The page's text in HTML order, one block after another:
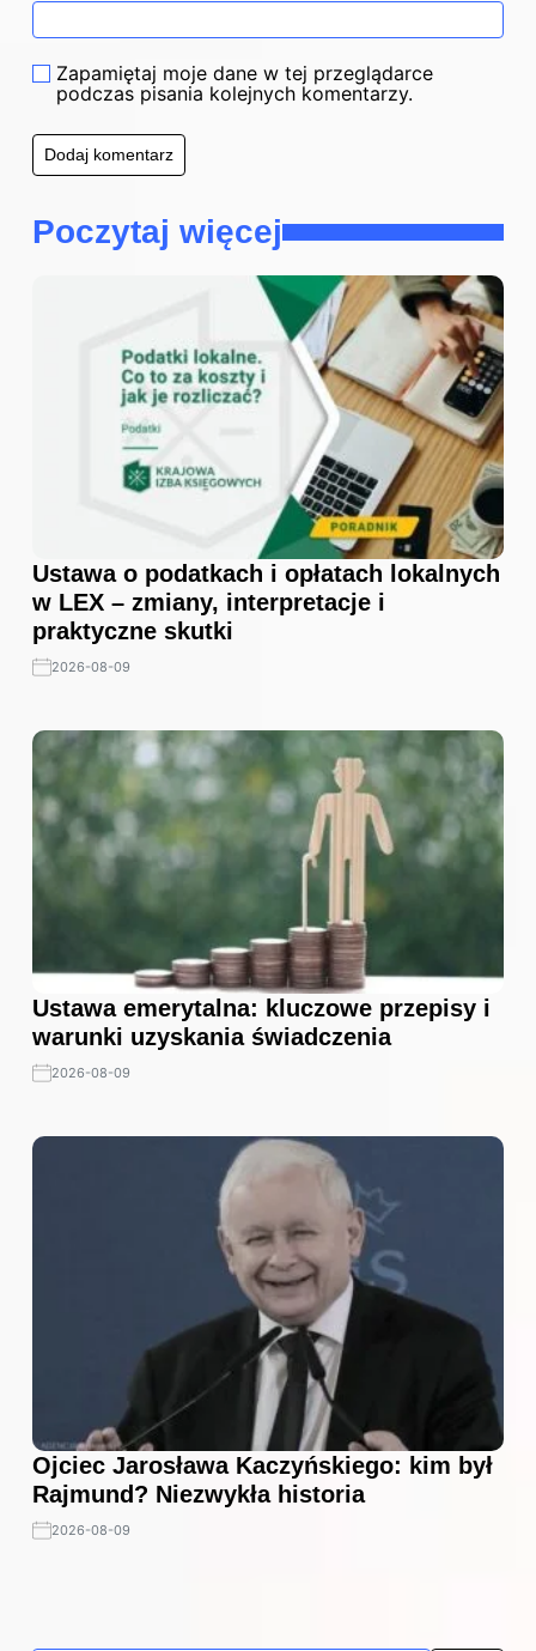
Zapamiętaj moje dane w tej przeglądarce
podczas pisania kolejnych komentarzy.
Poczytaj więcej
Ustawa o podatkach i opłatach lokalnych
w LEX – zmiany, interpretacje i
praktyczne skutki
2026-08-09
Ustawa emerytalna: kluczowe przepisy i
warunki uzyskania świadczenia
2026-08-09
Ojciec Jarosława Kaczyńskiego: kim był
Rajmund? Niezwykła historia
2026-08-09